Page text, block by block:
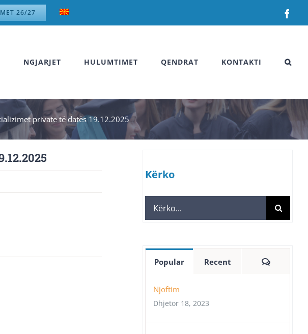
26/27
NGJARJET HULUMTIMET QENDRAT KONTAKTI
private të datës 19.12.2025
Kërko
Search
for:
Popular Recent
Njoftim
Dhjetor 18, 2023